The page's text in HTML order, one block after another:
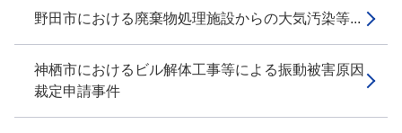
野田市における廃棄物処理施設からの大気汚染等...
神栖市におけるビル解体工事等による振動被害原因
裁定申請事件